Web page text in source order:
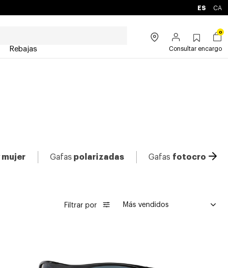
ES CA
Rebajas
0
Consultar encargo
mujer Gafas polarizadas Gafas
Filtrar por